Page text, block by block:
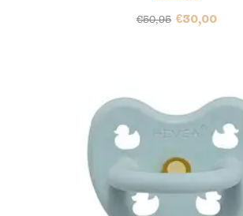
€50,95 €30,00